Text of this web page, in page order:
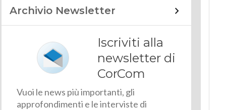
Archivio Newsletter
Iscriviti alla
newsletter di
CorCom
Vuoi le news più importanti, gli
approfondimenti e le interviste di